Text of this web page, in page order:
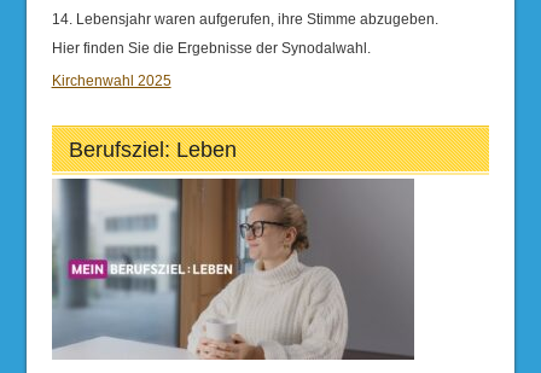
14. Lebensjahr waren aufgerufen, ihre Stimme abzugeben.
Hier finden Sie die Ergebnisse der Synodalwahl.
Kirchenwahl 2025
Berufsziel: Leben